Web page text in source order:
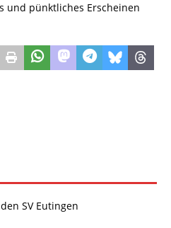
und pünktliches Erscheinen
SV Eutingen